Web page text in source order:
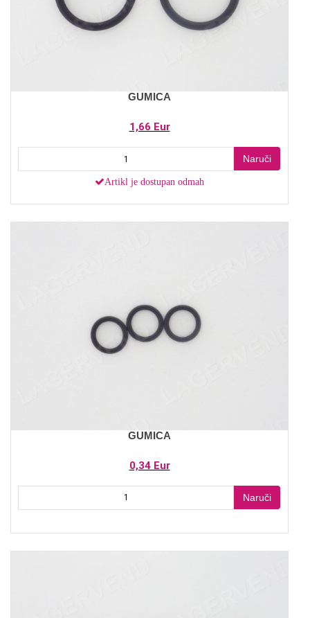
GUMICA
1,66 Eur
Naruči
Artikl je dostupan odmah
GUMICA
0,34 Eur
Naruči